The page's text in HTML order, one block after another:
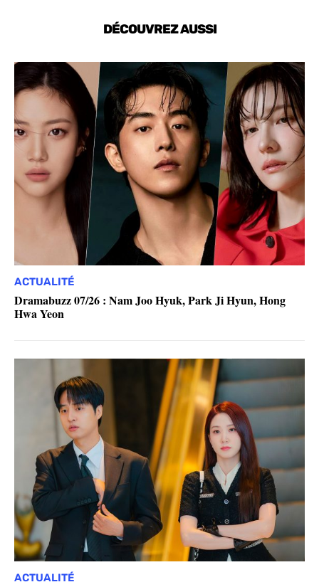
DÉCOUVREZ AUSSI
ACTUALITÉ
Dramabuzz 07/26 : Nam Joo Hyuk, Park Ji Hyun, Hong
Hwa Yeon
ACTUALITÉ